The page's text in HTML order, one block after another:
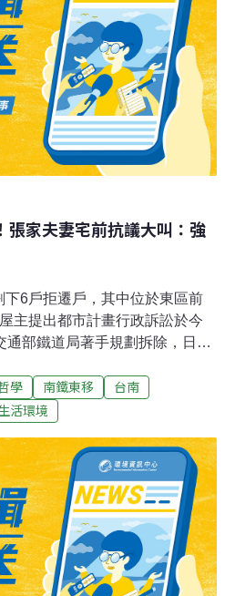
志仁表示，鐵道局、台南市政
協調，黃春香已同意點交，因
局將給予拆遷戶搬遷協助。關
世榮表示，黃家被迫簽名，那
降」。針對鐵道局的說法，他
通、協調」及「同意」，而是
張家夫妻宅前抗議大叫：強
6戶拒遷戶，其中位於東區前
主提出都市計畫行政訴訟於今
通部鐵道局著手規劃拆除，日前
7點在張宅前開記者會，但張家
久就眼睜睜看著家園被拆、痛
法院質詢交通部長林佳龍要求
說要研究，沒想到今天鐵道局
。先前南市府文化局曾會勘認
建築價值；鐵道局中部工程處也
民敗訴，依法拆除拒遷的張
學 南鐵東移
台南
活環境